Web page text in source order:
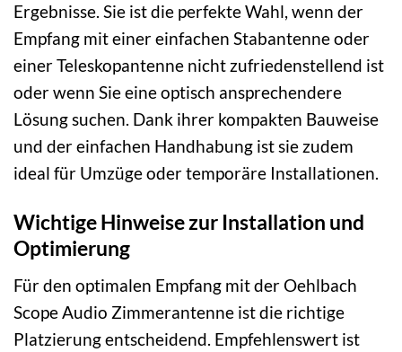
Ergebnisse. Sie ist die perfekte Wahl, wenn der
Empfang mit einer einfachen Stabantenne oder
einer Teleskopantenne nicht zufriedenstellend ist
oder wenn Sie eine optisch ansprechendere
Lösung suchen. Dank ihrer kompakten Bauweise
und der einfachen Handhabung ist sie zudem
ideal für Umzüge oder temporäre Installationen.
Wichtige Hinweise zur Installation und
Optimierung
Für den optimalen Empfang mit der Oehlbach
Scope Audio Zimmerantenne ist die richtige
Platzierung entscheidend. Empfehlenswert ist